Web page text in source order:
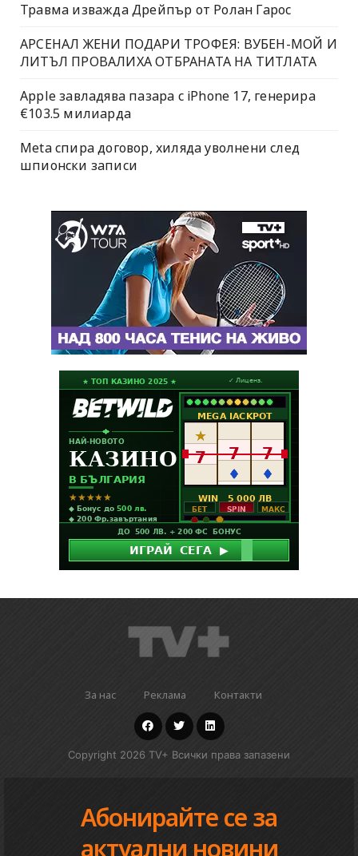
Травма изважда Дрейпър от Ролан Гарос
АРСЕНАЛ ЖЕНИ ПОДАРИ ТРОФЕЯ: ВУБЕН-МОЙ И
ЛИТЪЛ ПРОВАЛИХА ОТБРАНАТА НА ТИТЛАТА
Apple завладява пазара с iPhone 17, генерира
€103.5 милиарда
Meta спира договор, хиляда уволнени след
шпионски записи
За нас Реклама Контакти
Copyright 2026 TV+ Всички права запазени
Абонирайте се за
актуални новини